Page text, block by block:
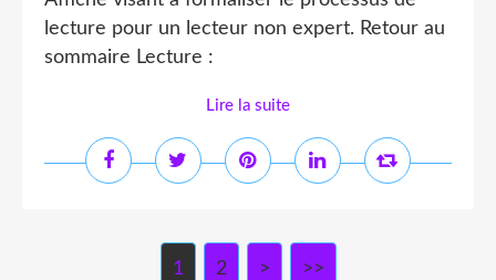
lecture pour un lecteur non expert. Retour au
sommaire Lecture :
Lire la suite
1 2 > >>